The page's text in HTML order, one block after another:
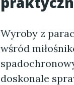
Wyroby z
wśród
doskonale